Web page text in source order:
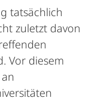
tatsächlich
zuletzt davon
Vor diesem